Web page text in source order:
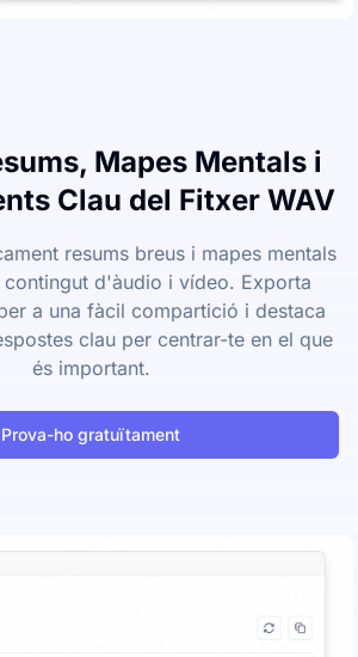
Mapes Mentals i
Clau del Fitxer WAV
resums breus i mapes mentals
contingut d'àudio i vídeo. Exporta
a una fàcil compartició i destaca
clau per centrar-te en el que
és important.
Prova-ho gratuïtament